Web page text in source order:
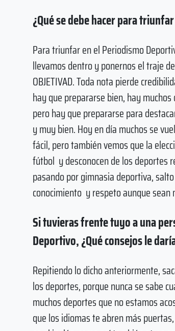
¿Qué se debe hacer para
Para triunfar en el Periodismo
llevamos dentro y ponernos el traje
OBJETIVAD. Toda nota pierde
hay que prepararse bien, hay
pero hay que prepararse para
y muy bien. Hoy en día muchos se
fácil, pero también vemos que la
fútbol y desconocen de los deportes
pasando por gimnasia deportiva,
conocimiento y respeto aunque sean
Si tuvieras frente tuyo a una
Deportivo, ¿Qué consejos le
Repitiendo lo dicho anteriormente,
los deportes, porque nunca se sabe
muchos deportes que no estamos
que los idiomas te abren más